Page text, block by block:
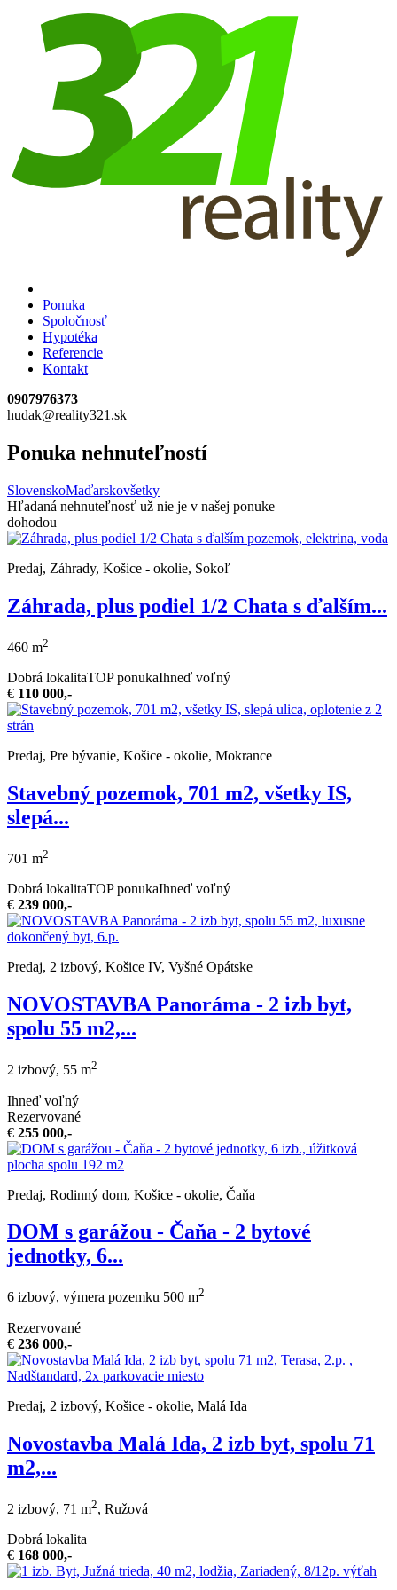
Ponuka
Spoločnosť
Hypotéka
Referencie
Kontakt
0907976373
hudak@reality321.sk
Ponuka nehnuteľností
SlovenskoMaďarskovšetky
Hľadaná nehnuteľnosť už nie je v našej ponuke
dohodou
Predaj, Záhrady, Košice - okolie, Sokoľ
Záhrada, plus podiel 1/2 Chata s ďalším...
460 m2
Dobrá lokalitaTOP ponukaIhneď voľný
€ 110 000,-
Predaj, Pre bývanie, Košice - okolie, Mokrance
Stavebný pozemok, 701 m2, všetky IS,
slepá...
701 m2
Dobrá lokalitaTOP ponukaIhneď voľný
€ 239 000,-
Predaj, 2 izbový, Košice IV, Vyšné Opátske
NOVOSTAVBA Panoráma - 2 izb byt,
spolu 55 m2,...
2 izbový, 55 m2
Ihneď voľný
Rezervované
€ 255 000,-
Predaj, Rodinný dom, Košice - okolie, Čaňa
DOM s garážou - Čaňa - 2 bytové
jednotky, 6...
6 izbový, výmera pozemku 500 m2
Rezervované
€ 236 000,-
Predaj, 2 izbový, Košice - okolie, Malá Ida
Novostavba Malá Ida, 2 izb byt, spolu 71
m2,...
2 izbový, 71 m2, Ružová
Dobrá lokalita
€ 168 000,-